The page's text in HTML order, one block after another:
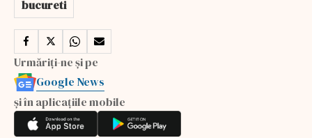
bucureti
Urmăriți-ne și pe
Google News
și în aplicațiile mobile